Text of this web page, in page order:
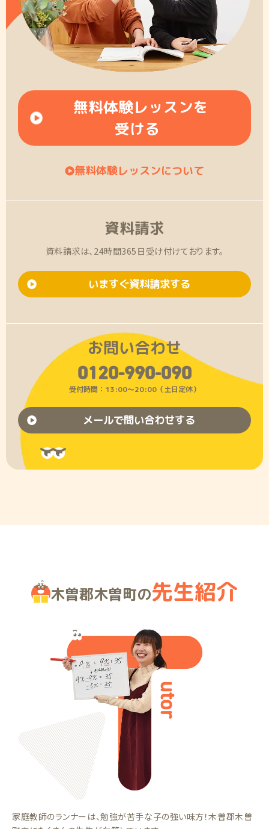
無料体験レッスンを
受ける
無料体験レッスンについて
資料請求
資料請求は、24時間365日受け付けております。
いますぐ資料請求する
お問い合わせ
0120-990-090
受付時間：13:00〜20:00（土日定休）
メールで問い合わせする
木曽郡木曽町の先生紹介
家庭教師のランナーは、勉強が苦手な子の強い味方！木曽郡木曽